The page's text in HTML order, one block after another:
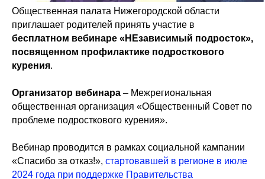
Общественная палата Нижегородской области
приглашает родителей принять участие в
бесплатном вебинаре «НЕзависимый подросток»,
посвященном профилактике подросткового
курения.
Организатор вебинара – Межрегиональная
общественная организация «Общественный Совет по
проблеме подросткового курения».
Вебинар проводится в рамках социальной кампании
«Спасибо за отказ!», стартовавшей в регионе в июле
2024 года при поддержке Правительства